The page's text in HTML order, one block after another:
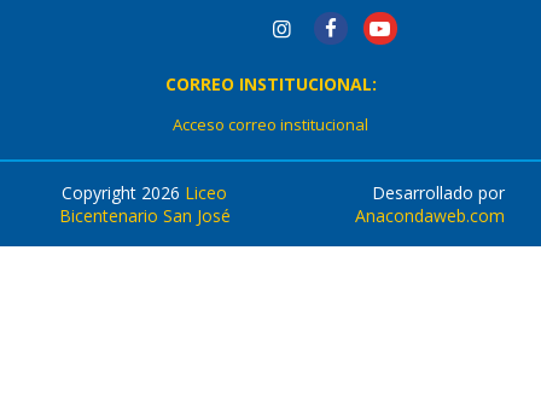
CORREO INSTITUCIONAL:
Acceso correo institucional
Copyright 2026 Liceo
Bicentenario San José
Desarrollado por
Anacondaweb.com